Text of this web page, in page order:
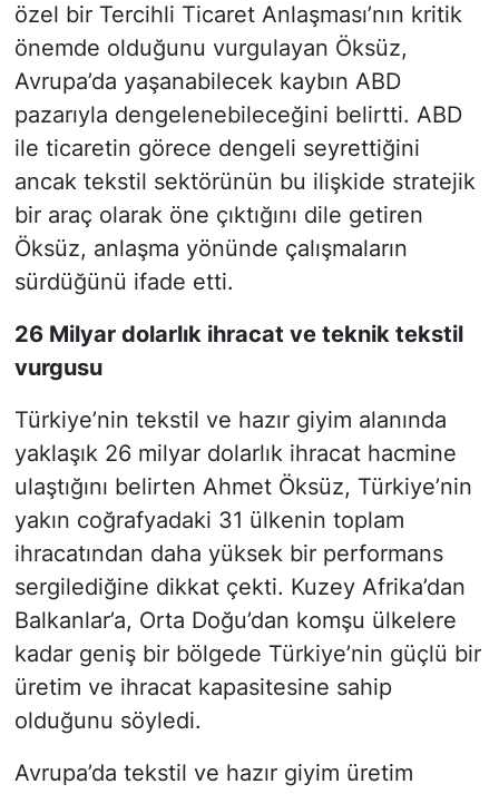
özel bir Tercihli Ticaret Anlaşması’nın kritik
önemde olduğunu vurgulayan Öksüz,
Avrupa’da yaşanabilecek kaybın ABD
pazarıyla dengelenebileceğini belirtti. ABD
ile ticaretin görece dengeli seyrettiğini
ancak tekstil sektörünün bu ilişkide stratejik
bir araç olarak öne çıktığını dile getiren
Öksüz, anlaşma yönünde çalışmaların
sürdüğünü ifade etti.
26 Milyar dolarlık ihracat ve teknik tekstil
vurgusu
Türkiye’nin tekstil ve hazır giyim alanında
yaklaşık 26 milyar dolarlık ihracat hacmine
ulaştığını belirten Ahmet Öksüz, Türkiye’nin
yakın coğrafyadaki 31 ülkenin toplam
ihracatından daha yüksek bir performans
sergilediğine dikkat çekti. Kuzey Afrika’dan
Balkanlar’a, Orta Doğu’dan komşu ülkelere
kadar geniş bir bölgede Türkiye’nin güçlü bir
üretim ve ihracat kapasitesine sahip
olduğunu söyledi.
Avrupa’da tekstil ve hazır giyim üretim